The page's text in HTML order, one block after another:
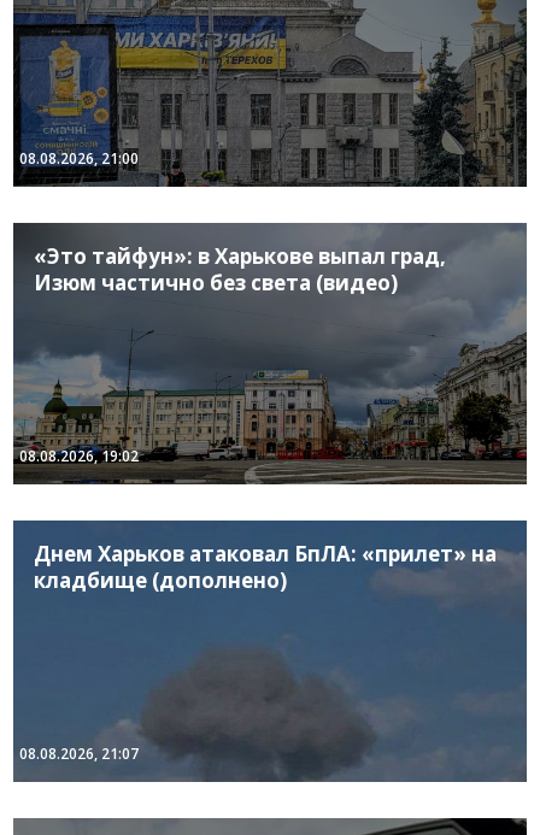
08.08.2026, 21:00
«Это тайфун»: в Харькове выпал град,
Изюм частично без света (видео)
08.08.2026, 19:02
Днем Харьков атаковал БпЛА: «прилет» на
кладбище (дополнено)
08.08.2026, 21:07